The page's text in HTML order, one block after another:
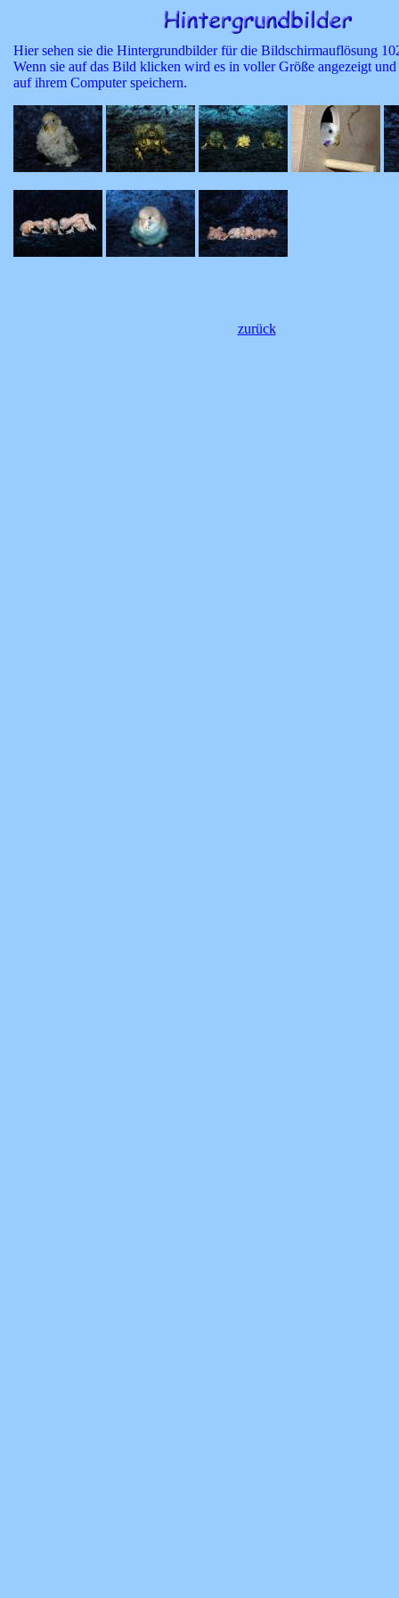
Hier sehen sie die Hintergrundbilder für die Bildschirmauflösung
Wenn sie auf das Bild klicken wird es in voller Größe angezeigt und
auf ihrem Computer speichern.
zurück